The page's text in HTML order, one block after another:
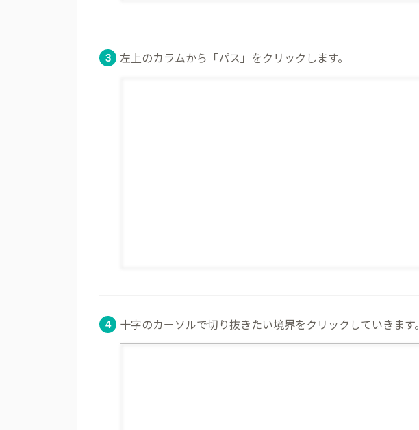
左上のカラムから「パス」をクリックします。
十字のカーソルで切り抜きたい境界をクリックしていきます。